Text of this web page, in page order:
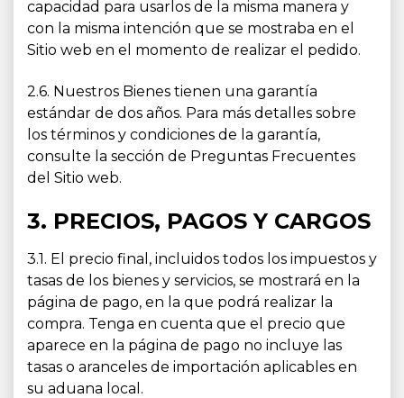
capacidad para usarlos de la misma manera y
con la misma intención que se mostraba en el
Sitio web en el momento de realizar el pedido.
2.6. Nuestros Bienes tienen una garantía
estándar de dos años. Para más detalles sobre
los términos y condiciones de la garantía,
consulte la sección de Preguntas Frecuentes
del Sitio web.
3. PRECIOS, PAGOS Y CARGOS
3.1. El precio final, incluidos todos los impuestos y
tasas de los bienes y servicios, se mostrará en la
página de pago, en la que podrá realizar la
compra. Tenga en cuenta que el precio que
aparece en la página de pago no incluye las
tasas o aranceles de importación aplicables en
su aduana local.